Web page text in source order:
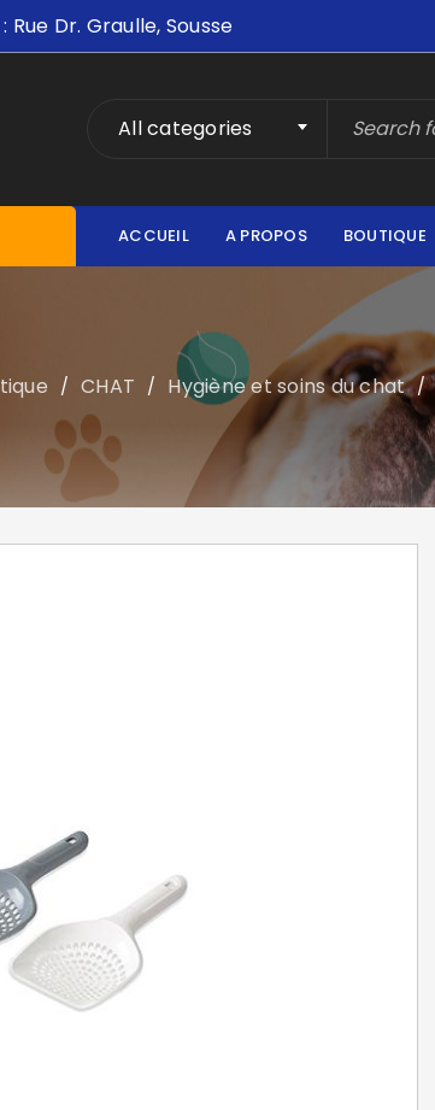
Dr. Graulle, Sousse
All categories
ACCUEIL A PROPOS BOUTIQUE
/ CHAT / Hygiène et soins du chat /